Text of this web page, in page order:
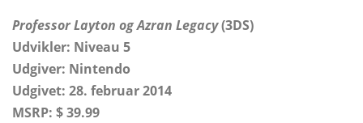
Professor Layton og Azran Legacy(3DS)
Udvikler: Niveau 5
Udgiver: Nintendo
Udgivet: 28. februar 2014
MSRP: $ 39.99